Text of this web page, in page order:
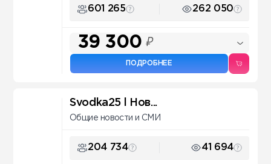
601 265 262 050
39 300 ₽
ПОДРОБНЕЕ
Svodka25 l Нов...
Общие новости и СМИ
204 734 41 694